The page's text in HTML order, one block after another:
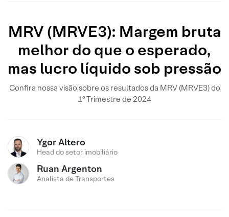
MRV (MRVE3): Margem bruta
melhor do que o esperado,
mas lucro líquido sob pressão
Confira nossa visão sobre os resultados da MRV (MRVE3) do
1º Trimestre de 2024
Ygor Altero
Head do setor imobiliário
Ruan Argenton
Analista de Transportes